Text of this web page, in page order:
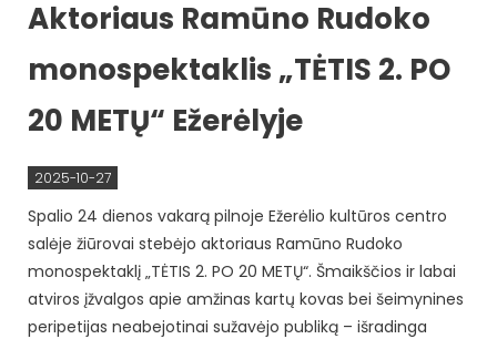
Aktoriaus Ramūno Rudoko
monospektaklis „TĖTIS 2. PO
20 METŲ“ Ežerėlyje
2025-10-27
Spalio 24 dienos vakarą pilnoje Ežerėlio kultūros centro
salėje žiūrovai stebėjo aktoriaus Ramūno Rudoko
monospektaklį „TĖTIS 2. PO 20 METŲ“. Šmaikščios ir labai
atviros įžvalgos apie amžinas kartų kovas bei šeimynines
peripetijas neabejotinai sužavėjo publiką – išradinga